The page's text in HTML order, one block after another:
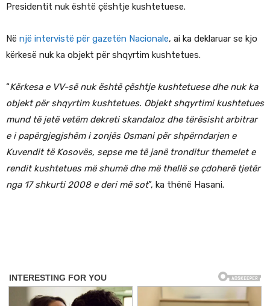
Presidentit nuk është çështje kushtetuese.
Në një intervistë për gazetën Nacionale, ai ka deklaruar se kjo
kërkesë nuk ka objekt për shqyrtim kushtetues.
“Kërkesa e VV-së nuk është çështje kushtetuese dhe nuk ka
objekt për shqyrtim kushtetues. Objekt shqyrtimi kushtetues
mund të jetë vetëm dekreti skandaloz dhe tërësisht arbitrar
e i papërgjegjshëm i zonjës Osmani për shpërndarjen e
Kuvendit të Kosovës, sepse me të janë tronditur themelet e
rendit kushtetues më shumë dhe më thellë se çdoherë tjetër
nga 17 shkurti 2008 e deri më sot”, ka thënë Hasani.